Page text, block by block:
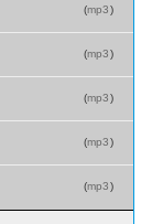
(mp3)
(mp3)
(mp3)
(mp3)
(mp3)